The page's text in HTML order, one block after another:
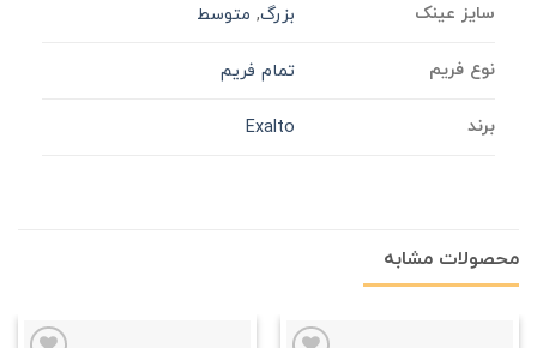
سایز عینک بزرگ, متوسط
نوع فریم تمام فریم
برند Exalto
محصولات مشابه